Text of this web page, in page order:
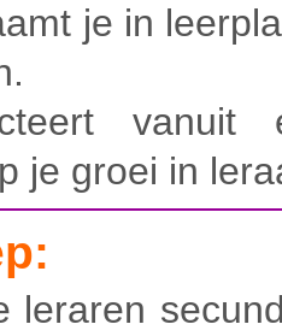
je in
vanuit
je groei in
leraren